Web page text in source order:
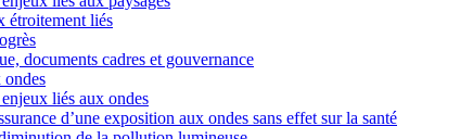
étroitement liés
documents cadres et gouvernance
ondes
liés aux ondes
d’une exposition aux ondes sans effet sur la santé